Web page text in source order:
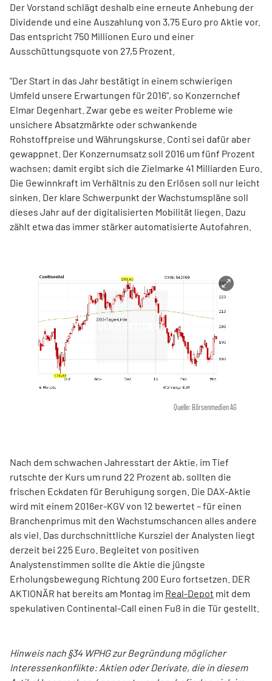
Der Vorstand schlägt deshalb eine erneute Anhebung der
Dividende und eine Auszahlung von 3,75 Euro pro Aktie vor.
Das entspricht 750 Millionen Euro und einer
Ausschüttungsquote von 27,5 Prozent.
"Der Start in das Jahr bestätigt in einem schwierigen
Umfeld unsere Erwartungen für 2016", so Konzernchef
Elmar Degenhart. Zwar gebe es weiter Probleme wie
unsichere Absatzmärkte oder schwankende
Rohstoffpreise und Währungskurse. Conti sei dafür aber
gewappnet. Der Konzernumsatz soll 2016 um fünf Prozent
wachsen; damit ergibt sich die Zielmarke 41 Milliarden Euro.
Die Gewinnkraft im Verhältnis zu den Erlösen soll nur leicht
sinken. Der klare Schwerpunkt der Wachstumspläne soll
dieses Jahr auf der digitalisierten Mobilität liegen. Dazu
zählt etwa das immer stärker automatisierte Autofahren.
Quelle: Börsenmedien AG
Nach dem schwachen Jahresstart der Aktie, im Tief
rutschte der Kurs um rund 22 Prozent ab, sollten die
frischen Eckdaten für Beruhigung sorgen. Die DAX-Aktie
wird mit einem 2016er-KGV von 12 bewertet – für einen
Branchenprimus mit den Wachstumschancen alles andere
als viel. Das durchschnittliche Kursziel der Analysten liegt
derzeit bei 225 Euro. Begleitet von positiven
Analystenstimmen sollte die Aktie die jüngste
Erholungsbewegung Richtung 200 Euro fortsetzen. DER
AKTIONÄR hat bereits am Montag im Real-Depot mit dem
spekulativen Continental-Call einen Fuß in die Tür gestellt.
Hinweis nach §34 WPHG zur Begründung möglicher
Interessenkonflikte: Aktien oder Derivate, die in diesem